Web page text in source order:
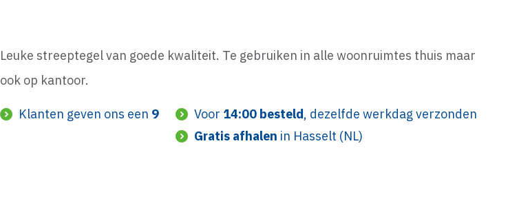
Leuke streeptegel van goede kwaliteit. Te gebruiken in alle woonruimtes thuis maar
ook op kantoor.
Klanten geven ons een 9 Voor 14:00 besteld, dezelfde werkdag verzonden
Gratis afhalen in Hasselt (NL)